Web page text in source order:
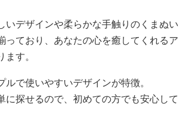
いデザインや柔らかな手触りのくまぬい
っており、あなたの心を癒してくれるア
ます。
ルで使いやすいデザインが特徴。
に探せるので、初めての方でも安心して